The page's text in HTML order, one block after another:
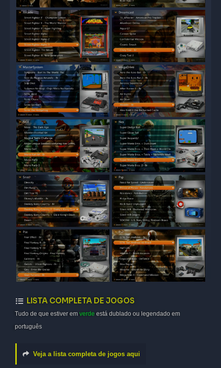
LISTA COMPLETA DE JOGOS
Tudo de que estiver em verde está dublado ou legendado em
português
Veja a lista completa de jogos aqui